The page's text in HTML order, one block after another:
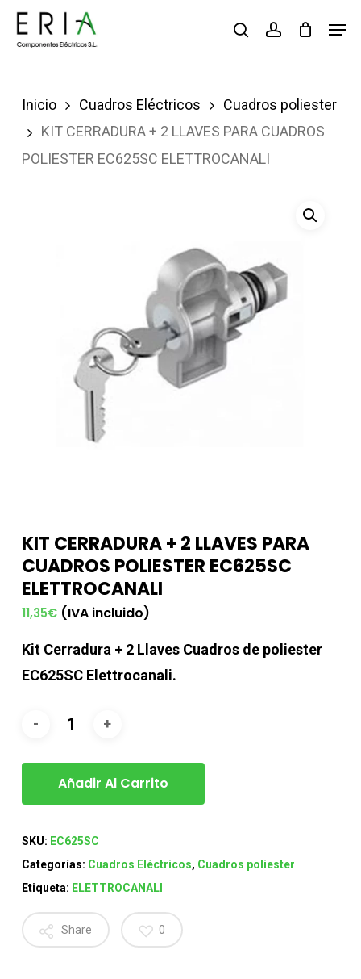
Saltar
buscaraccount
Inicio Cuadros Eléctricos
Cuadros poliester
KIT CERRADURA + 2 LLAVES PARA CUADROS
POLIESTER EC625SC ELETTROCANALI
KIT CERRADURA + 2 LLAVES PARA
CUADROS POLIESTER EC625SC
ELETTROCANALI
11,35€ (IVA incluido)
Kit Cerradura + 2 Llaves Cuadros de poliester
EC625SC Elettrocanali.
Añadir Al Carrito
SKU: EC625SC
Categorías: Cuadros Eléctricos, Cuadros poliester
Etiqueta: ELETTROCANALI
Share 0